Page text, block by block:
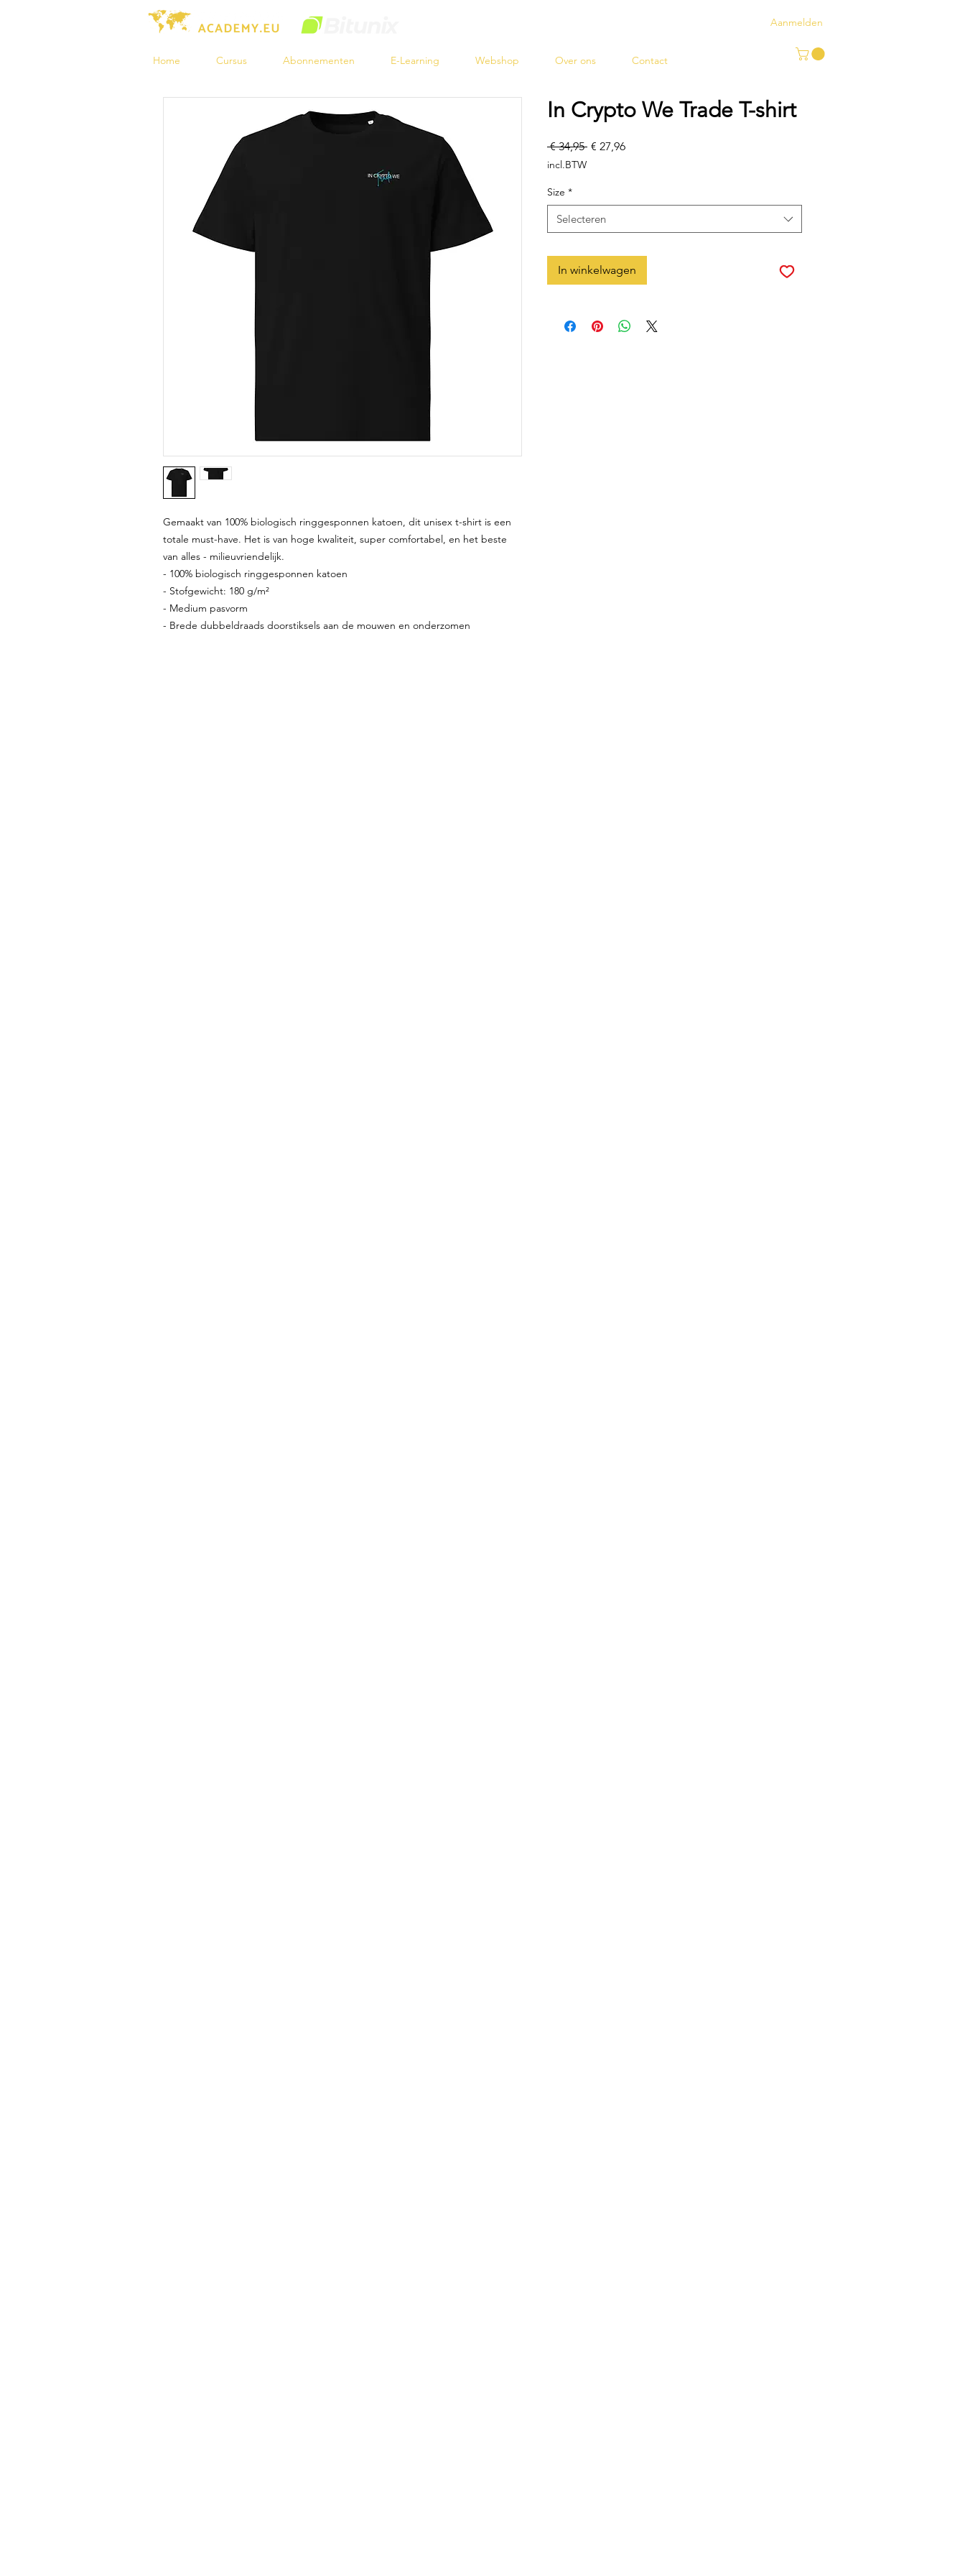
Aanmelden
Home Cursus Abonnementen E-Learning Webshop Over ons Contact
Gemaakt van 100% biologisch ringgesponnen katoen, dit unisex t-shirt is een
totale must-have. Het is van hoge kwaliteit, super comfortabel, en het beste
van alles - milieuvriendelijk.
- 100% biologisch ringgesponnen katoen
- Stofgewicht: 180 g/m²
- Medium pasvorm
- Brede dubbeldraads doorstiksels aan de mouwen en onderzomen
In Crypto We Trade T-shirt
€ 34,95 Normale
€ 27,96Verkoopprijs
incl.BTW
Size *
Selecteren
In winkelwagen